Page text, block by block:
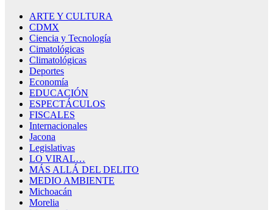
ARTE Y CULTURA
CDMX
Ciencia y Tecnología
Cimatológicas
Climatológicas
Deportes
Economía
EDUCACIÓN
ESPECTÁCULOS
FISCALES
Internacionales
Jacona
Legislativas
LO VIRAL…
MÁS ALLÁ DEL DELITO
MEDIO AMBIENTE
Michoacán
Morelia